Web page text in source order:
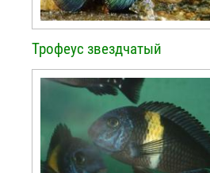
Трофеус звездчатый